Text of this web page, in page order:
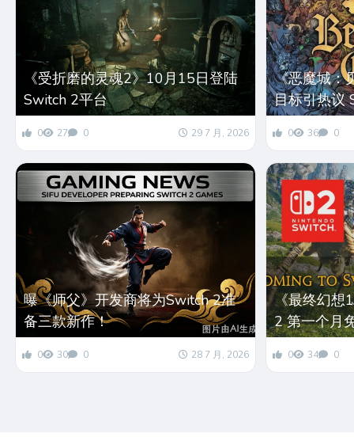
《受折磨的灵魂2》10月15日登陆
Switch 2平台
0 27 0 29 7 月, 2026
《恶魔城：
目标引热议
0 36 0
曝《师父》开发商将为Switch 2准
备三款新作！
0 30 0 28 7 月, 2026
《最终幻想
2 第一个月
0 34 0